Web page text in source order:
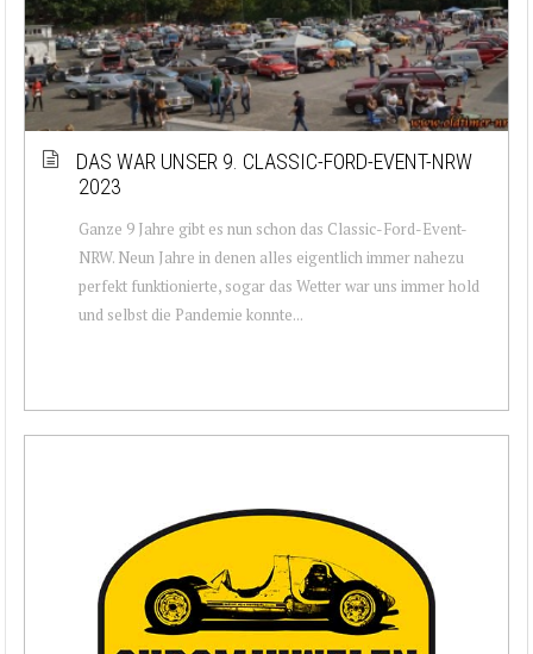
DAS WAR UNSER 9. CLASSIC-FORD-EVENT-NRW
2023
Ganze 9 Jahre gibt es nun schon das Classic-Ford-Event-
NRW. Neun Jahre in denen alles eigentlich immer nahezu
perfekt funktionierte, sogar das Wetter war uns immer hold
und selbst die Pandemie konnte...